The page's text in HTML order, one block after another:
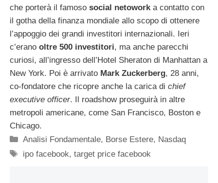
che porterà il famoso social netowork a contatto con
il gotha della finanza mondiale allo scopo di ottenere
l’appoggio dei grandi investitori internazionali. Ieri
c’erano oltre 500 investitori, ma anche parecchi
curiosi, all’ingresso dell’Hotel Sheraton di Manhattan a
New York. Poi è arrivato Mark Zuckerberg, 28 anni,
co-fondatore che ricopre anche la carica di chief
executive officer. Il roadshow proseguirà in altre
metropoli americane, come San Francisco, Boston e
Chicago.
Categorie
Analisi Fondamentale, Borse Estere, Nasdaq
Tag
ipo facebook,target price facebook